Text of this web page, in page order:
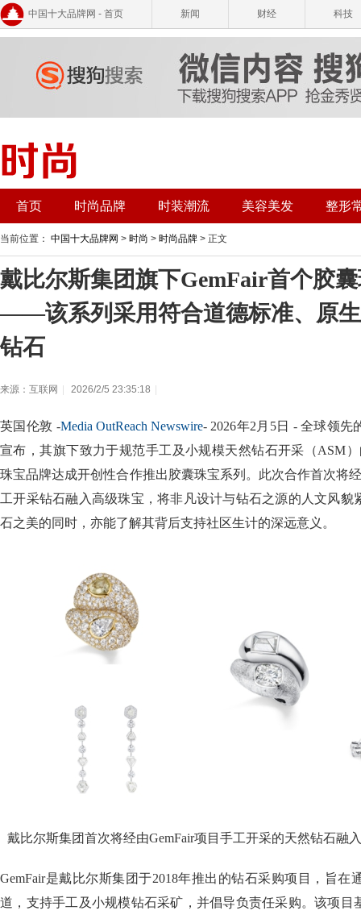
中国十大品牌网 - 首页 新闻 财经 科技
首页 时尚品牌 时装潮流 美容美发 整形
当前位置： 中国十大品牌网 > 时尚 > 时尚品牌 > 正文
戴比尔斯集团旗下GemFair首个胶
——该系列采用符合道德标准、原
钻石
来源：互联网 2026/2/5 23:35:18
英国伦敦 -Media OutReach Newswire- 2026年2月5日 - 全球领
宣布，其旗下致力于规范手工及小规模天然钻石开采（ASM
珠宝品牌达成开创性合作推出胶囊珠宝系列。此次合作首次将
工开采钻石融入高级珠宝，将非凡设计与钻石之源的人文风貌
石之美的同时，亦能了解其背后支持社区生计的深远意义。
戴比尔斯集团首次将经由GemFair项目手工开采的天然钻石融
GemFair是戴比尔斯集团于2018年推出的钻石采购项目，旨在
道，支持手工及小规模钻石采矿，并倡导负责任采购。该项目